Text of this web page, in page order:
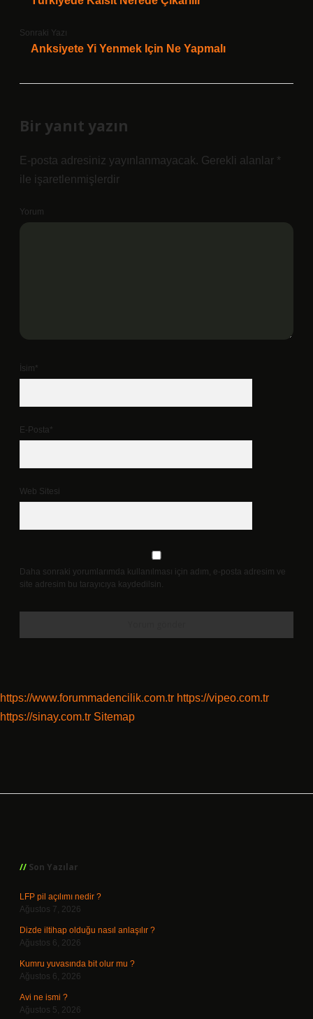
Sonraki Yazı
Anksiyete Yi Yenmek Için Ne Yapmalı
Bir yanıt yazın
E-posta adresiniz yayınlanmayacak. Gerekli alanlar *
ile işaretlenmişlerdir
Yorum
İsim*
E-Posta*
Web Sitesi
Daha sonraki yorumlarımda kullanılması için adım, e-posta adresim ve
site adresim bu tarayıcıya kaydedilsin.
https://www.forummadencilik.com.tr https://vipeo.com.tr
https://sinay.com.tr Sitemap
Son Yazılar
LFP pil açılımı nedir ?
Ağustos 7, 2026
Dizde iltihap olduğu nasıl anlaşılır ?
Ağustos 6, 2026
Kumru yuvasında bit olur mu ?
Ağustos 6, 2026
Avi ne ismi ?
Ağustos 5, 2026